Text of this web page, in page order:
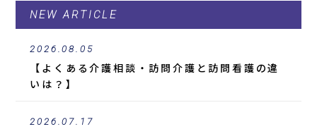
NEW ARTICLE
2026.08.05
【よくある介護相談・訪問介護と訪問看護の違
いは？】
2026.07.17